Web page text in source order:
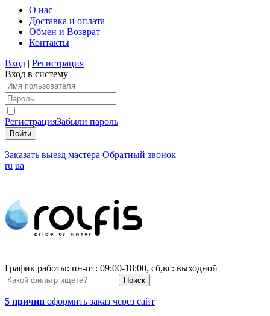
О нас
Доставка и оплата
Обмен и Возврат
Контакты
Вход | Регистрация
Вход в систему
РегистрацияЗабыли пароль
Заказать выезд мастера Обратный звонок
ru ua
График работы: пн-пт: 09:00-18:00, сб,вс: выходной
5 причин оформить заказ через сайт